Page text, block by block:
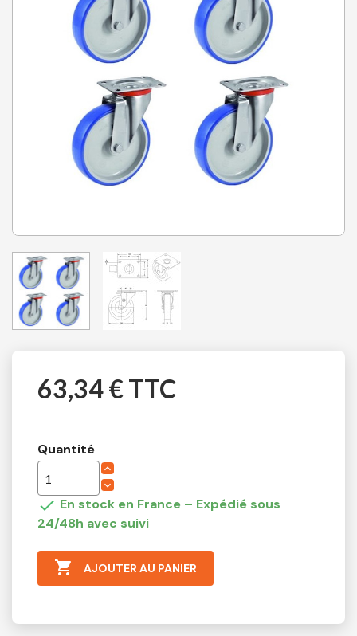
63,34 € TTC
Quantité
 En stock en France – Expédié sous
24/48h avec suivi
 AJOUTER AU PANIER